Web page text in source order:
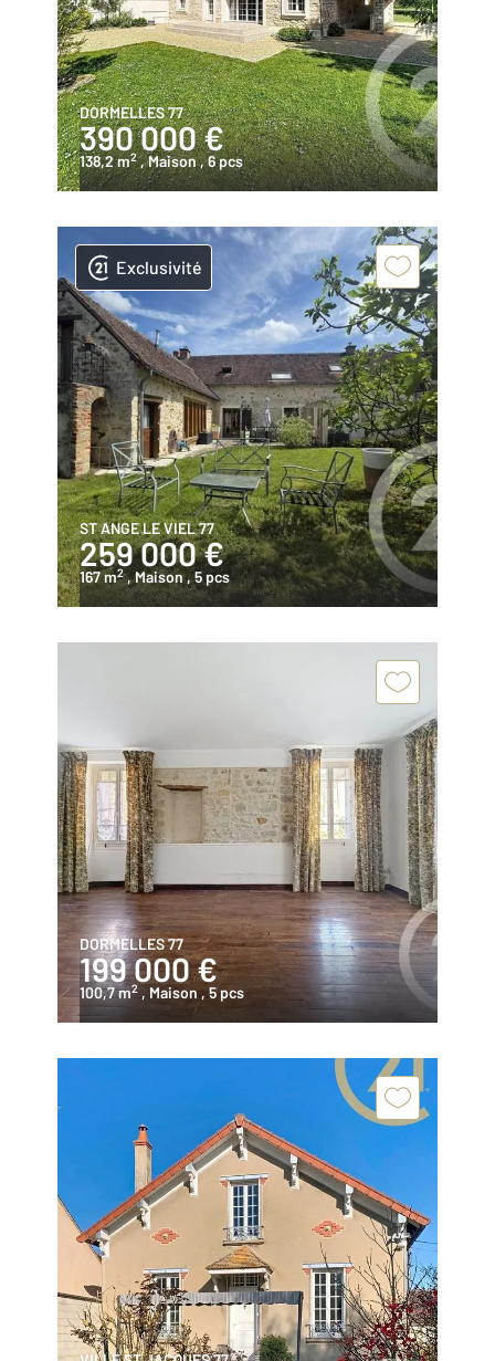
DORMELLES 77
390 000 €
138,2 m2 , Maison, 6 pcs
Exclusivité
ST ANGE LE VIEL 77
259 000 €
167 m2 , Maison , 5 pcs
DORMELLES 77
199 000 €
100,7 m2 , Maison, 5 pcs